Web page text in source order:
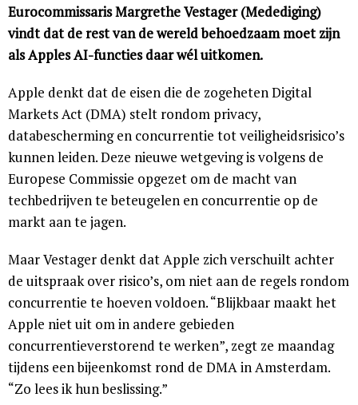
Eurocommissaris Margrethe Vestager (Medediging)
vindt dat de rest van de wereld behoedzaam moet zijn
als Apples AI-functies daar wél uitkomen.
Apple denkt dat de eisen die de zogeheten Digital
Markets Act (DMA) stelt rondom privacy,
databescherming en concurrentie tot veiligheidsrisico’s
kunnen leiden. Deze nieuwe wetgeving is volgens de
Europese Commissie opgezet om de macht van
techbedrijven te beteugelen en concurrentie op de
markt aan te jagen.
Maar Vestager denkt dat Apple zich verschuilt achter
de uitspraak over risico’s, om niet aan de regels rondom
concurrentie te hoeven voldoen. “Blijkbaar maakt het
Apple niet uit om in andere gebieden
concurrentieverstorend te werken”, zegt ze maandag
tijdens een bijeenkomst rond de DMA in Amsterdam.
“Zo lees ik hun beslissing.”